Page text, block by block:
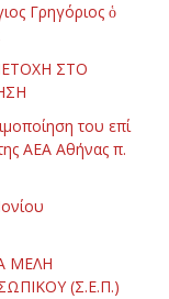
Γρηγόριος ὁ
ΣΤΟ
του επί
ΑΕΑ Αθήνας π.
ΜΕΛΗ
(Σ.Ε.Π.)